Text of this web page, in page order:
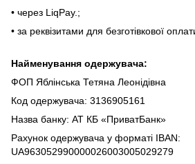
• чepeз LiqPaу.;
• за реквізитами для безготівкової
Найменування одержувача:
ФОП Яблінська Тетяна Леонідівна
Код одержувача: 3136905161
Назва банку: АТ КБ «ПриватБанк»
Рахунок одержувача у форматі IBAN:
UA963052990000026003005029279